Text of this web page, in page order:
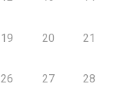
19 20 21
26 27 28